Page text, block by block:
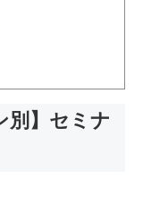
別】セミナ